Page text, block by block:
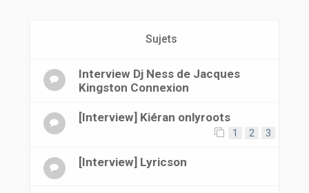
Sujets
Interview Dj Ness de Jacques
Kingston Connexion
[Interview] Kiéran onlyroots
1 2 3
[Interview] Lyricson